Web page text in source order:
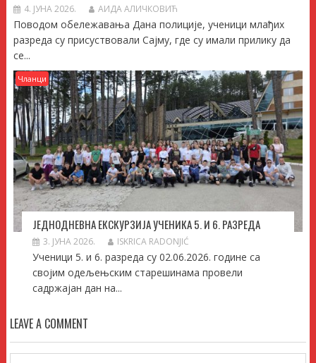
4. ЈУНА 2026. АИДА АЛИЧКОВИЋ
Поводом обележавања Дана полиције, ученици млађих
разреда су присуствовали Сајму, где су имали прилику да
се...
Чланци
ЈЕДНОДНЕВНА ЕКСКУРЗИЈА УЧЕНИКА 5. И 6. РАЗРЕДА
3. ЈУНА 2026. ISKRICA RADONJIĆ
Ученици 5. и 6. разреда су 02.06.2026. године са
својим одељењским старешинама провели
садржајан дан на...
LEAVE A COMMENT